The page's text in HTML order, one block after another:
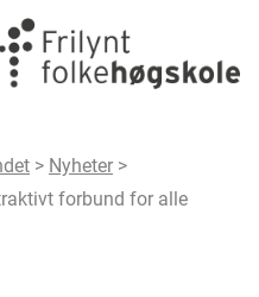
> Nyheter >
forbund for alle